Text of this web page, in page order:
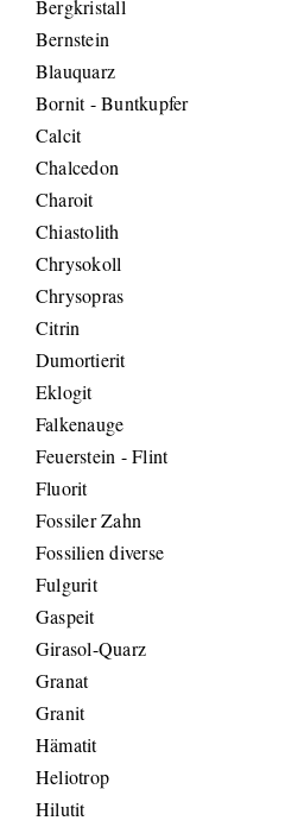
Bergkristall
Bernstein
Blauquarz
Bornit - Buntkupfer
Calcit
Chalcedon
Charoit
Chiastolith
Chrysokoll
Chrysopras
Citrin
Dumortierit
Eklogit
Falkenauge
Feuerstein - Flint
Fluorit
Fossiler Zahn
Fossilien diverse
Fulgurit
Gaspeit
Girasol-Quarz
Granat
Granit
Hämatit
Heliotrop
Hilutit